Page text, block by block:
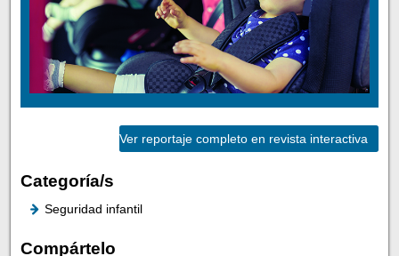
Ver reportaje completo en revista interactiva
Categoría/s
Seguridad infantil
Compártelo